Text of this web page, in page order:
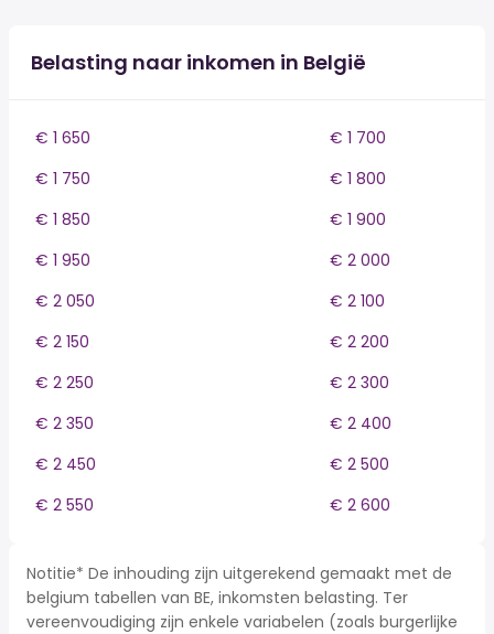
Belasting naar inkomen in België
€ 1 650
€ 1 700
€ 1 750
€ 1 800
€ 1 850
€ 1 900
€ 1 950
€ 2 000
€ 2 050
€ 2 100
€ 2 150
€ 2 200
€ 2 250
€ 2 300
€ 2 350
€ 2 400
€ 2 450
€ 2 500
€ 2 550
€ 2 600
Notitie* De inhouding zijn uitgerekend gemaakt met de
belgium tabellen van BE, inkomsten belasting. Ter
vereenvoudiging zijn enkele variabelen (zoals burgerlijke